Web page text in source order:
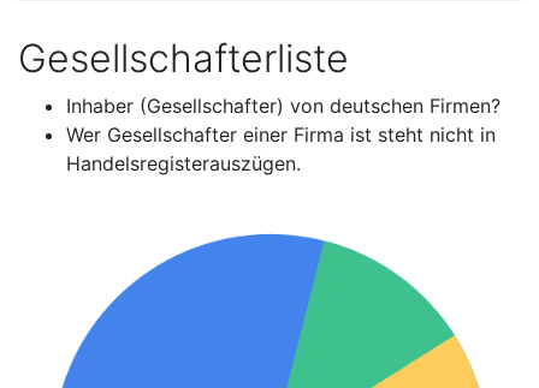
Gesellschafterliste
Inhaber (Gesellschafter) von deutschen Firmen?
Wer Gesellschafter einer Firma ist steht nicht in
Handelsregisterauszügen.